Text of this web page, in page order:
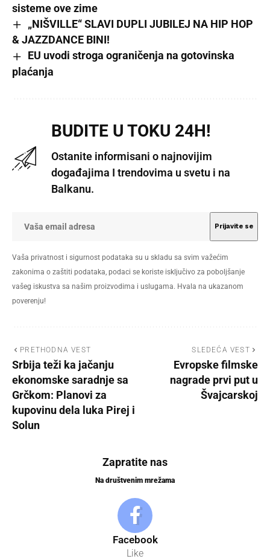
sisteme ove zime
„NIŠVILLE“ SLAVI DUPLI JUBILEJ NA HIP HOP
& JAZZDANCE BINI!
EU uvodi stroga ograničenja na gotovinska
plaćanja
BUDITE U TOKU 24H!
Ostanite informisani o najnovijim
događajima I trendovima u svetu i na
Balkanu.
Vaša privatnost i sigurnost podataka su u skladu sa svim važećim
zakonima o zaštiti podataka, podaci se koriste isključivo za poboljšanje
vašeg iskustva sa našim proizvodima i uslugama. Hvala na ukazanom
poverenju!
PRETHODNA VEST
Srbija teži ka jačanju
ekonomske saradnje sa
Grčkom: Planovi za
kupovinu dela luka Pirej i
Solun
SLEDEĆA VEST
Evropske filmske
nagrade prvi put u
Švajcarskoj
Zapratite nas
Na društvenim mrežama
Facebook
Like